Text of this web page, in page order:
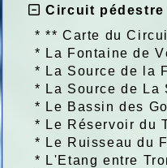
Circuit pédestre
*** Carte du
* La Fontaine de
* La Source de la
* La Source de La
* Le Bassin des
* Le Réservoir du
* Le Ruisseau du
* L'Etang entre